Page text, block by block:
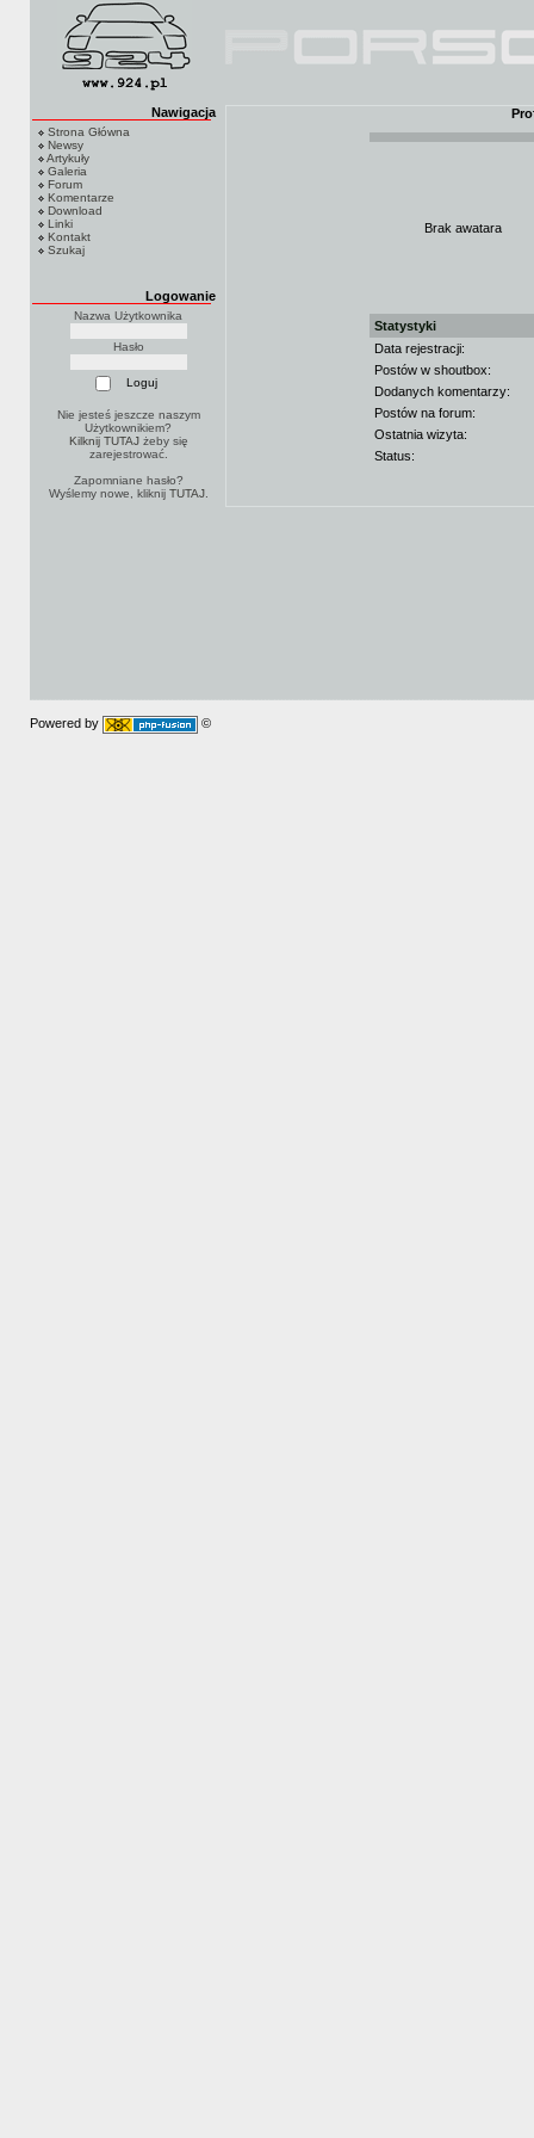
Nawigacja
Strona Główna
Newsy
Artykuły
Galeria
Forum
Komentarze
Download
Linki
Kontakt
Szukaj
Logowanie
Nazwa Użytkownika
Hasło
Nie jesteś jeszcze naszym
Użytkownikiem?
Kilknij TUTAJżeby się
zarejestrować.
Zapomniane hasło?
Wyślemy nowe, kliknij TUTAJ.
Brak awatara
Statystyki
Data rejestracji:
Postów w shoutbox:
Dodanych komentarzy:
Postów na forum:
Ostatnia wizyta:
Status:
Powered by ©